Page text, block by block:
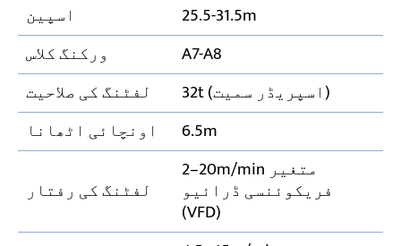
25.5-31.5m
ورکنگ کلاس
A7-A8
لفٹنگ کی صلاحیت
32t (اسپریڈر سمیت)
6.5m
2–20m/min متغیر
فریکوئنسی ڈرائیو
(VFD)